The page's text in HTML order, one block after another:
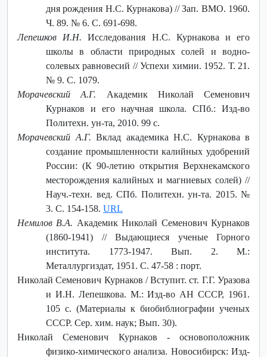
дня рождения Н.С. Курнакова) // Зап. ВМО. 1960.
Ч. 89. № 6. С. 691-698.
Лепешков И.Н. Исследования Н.С. Курнакова и его
школы в области природных солей и водно-
солевых равновесий // Успехи химии. 1952. Т. 21.
№ 9. С. 1079.
Морачевский А.Г. Академик Николай Семенович
Курнаков и его научная школа. СПб.: Изд-во
Политехн. ун-та, 2010. 99 с.
Морачевский А.Г. Вклад академика Н.С. Курнакова в
создание промышленности калийных удобрений
России: (К 90-летию открытия Верхнекамского
месторождения калийных и магниевых солей) //
Науч.-техн. вед. СПб. Политехн. ун-та. 2015. №
3. С. 154-158. URL
Немилов В.А. Академик Николай Семенович Курнаков
(1860-1941) // Выдающиеся ученые Горного
института. 1773-1947. Вып. 2. М.:
Металлургиздат, 1951. С. 47-58 : порт.
Николай Семенович Курнаков / Вступит. ст. Г.Г. Уразова
и И.Н. Лепешкова. М.: Изд-во АН СССР, 1961.
105 с. (Материалы к биобиблиографии ученых
СССР. Сер. хим. наук; Вып. 30).
Николай Семенович Курнаков - основоположник
физико-химического анализа. Новосибирск: Изд-